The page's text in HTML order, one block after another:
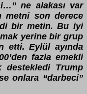
ne alakası var
metni son derece
bir metin. Bu iyi
yerine bir grup
etti. Eylül ayında
fazla emekli
destekledi Trump
onlara “darbeci”